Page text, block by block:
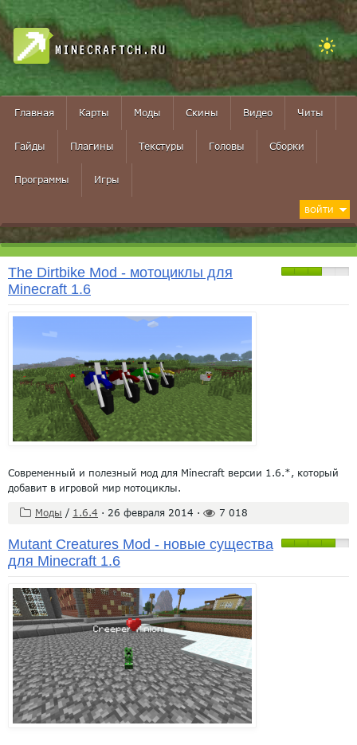
MINECRAFTCH.RU
Главная Карты Моды Скины Видео Читы
Гайды Плагины Текстуры Головы Сборки
Программы Игры
ВОЙТИ
The Dirtbike Mod - мотоциклы для
Minecraft 1.6
Современный и полезный мод для Minecraft версии 1.6.*, который
добавит в игровой мир мотоциклы.
Моды / 1.6.4 · 26 февраля 2014 · 7 018
Mutant Creatures Mod - новые существа
для Minecraft 1.6